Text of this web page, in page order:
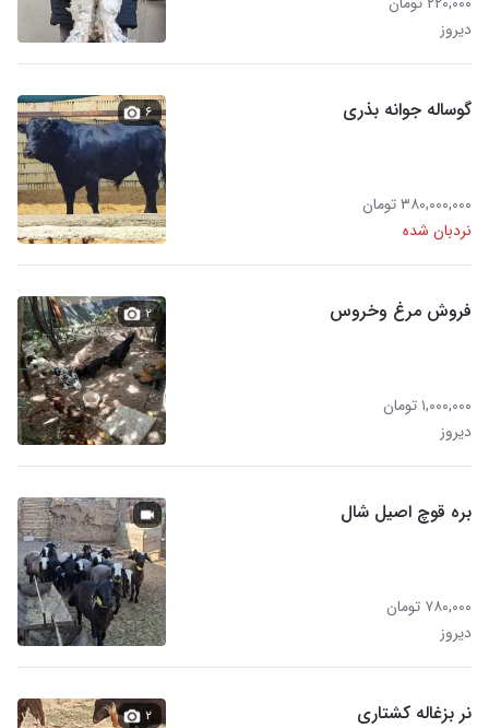
دیروز
گوساله جوانه بذری
۳۸۰,۰۰۰,۰۰۰ تومان
نردبان شده
۶
فروش مرغ وخروس
۱,۰۰۰,۰۰۰ تومان
دیروز
۲
بره قوچ اصیل شال
۷۸۰,۰۰۰ تومان
دیروز
نر بزغاله کشتاری ۲